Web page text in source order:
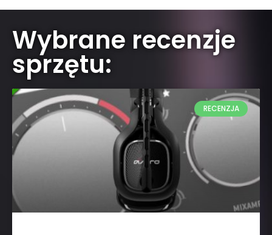
Wybrane recenzje
sprzętu:
RECENZJA